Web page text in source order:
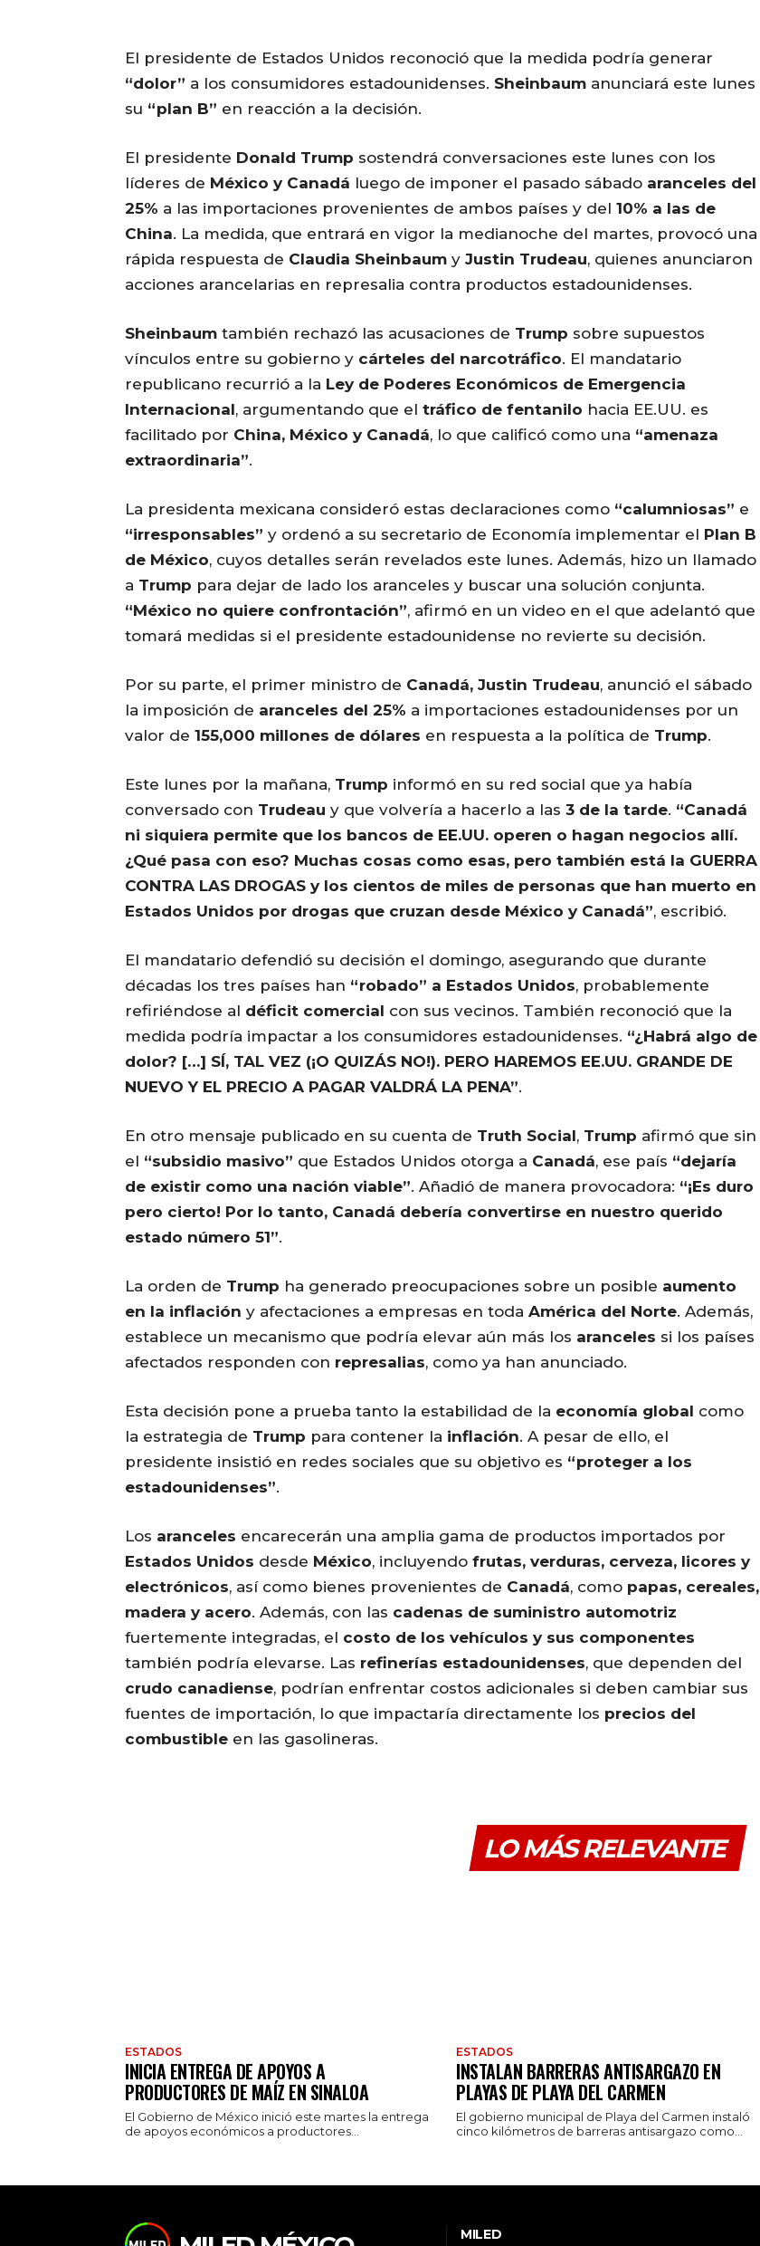
El presidente de Estados Unidos reconoció que la medida podría generar
“dolor” a los consumidores estadounidenses. Sheinbaum anunciará este lunes
su “plan B” en reacción a la decisión.
El presidente Donald Trump sostendrá conversaciones este lunes con los
líderes de México y Canadá luego de imponer el pasado sábado aranceles del
25% a las importaciones provenientes de ambos países y del 10% a las de
China. La medida, que entrará en vigor la medianoche del martes, provocó una
rápida respuesta de Claudia Sheinbaum y Justin Trudeau, quienes anunciaron
acciones arancelarias en represalia contra productos estadounidenses.
Sheinbaum también rechazó las acusaciones de Trump sobre supuestos
vínculos entre su gobierno y cárteles del narcotráfico. El mandatario
republicano recurrió a la Ley de Poderes Económicos de Emergencia
Internacional, argumentando que el tráfico de fentanilo hacia EE.UU. es
facilitado por China, México y Canadá, lo que calificó como una “amenaza
extraordinaria”.
La presidenta mexicana consideró estas declaraciones como “calumniosas” e
“irresponsables” y ordenó a su secretario de Economía implementar el Plan B
de México, cuyos detalles serán revelados este lunes. Además, hizo un llamado
a Trump para dejar de lado los aranceles y buscar una solución conjunta.
“México no quiere confrontación”, afirmó en un video en el que adelantó que
tomará medidas si el presidente estadounidense no revierte su decisión.
Por su parte, el primer ministro de Canadá, Justin Trudeau, anunció el sábado
la imposición de aranceles del 25% a importaciones estadounidenses por un
valor de 155,000 millones de dólares en respuesta a la política de Trump.
Este lunes por la mañana, Trump informó en su red social que ya había
conversado con Trudeau y que volvería a hacerlo a las 3 de la tarde. “Canadá
ni siquiera permite que los bancos de EE.UU. operen o hagan negocios allí.
¿Qué pasa con eso? Muchas cosas como esas, pero también está la GUERRA
CONTRA LAS DROGAS y los cientos de miles de personas que han muerto en
Estados Unidos por drogas que cruzan desde México y Canadá”, escribió.
El mandatario defendió su decisión el domingo, asegurando que durante
décadas los tres países han “robado” a Estados Unidos, probablemente
refiriéndose al déficit comercial con sus vecinos. También reconoció que la
medida podría impactar a los consumidores estadounidenses. “¿Habrá algo de
dolor? […] SÍ, TAL VEZ (¡O QUIZÁS NO!). PERO HAREMOS EE.UU. GRANDE DE
NUEVO Y EL PRECIO A PAGAR VALDRÁ LA PENA”.
En otro mensaje publicado en su cuenta de Truth Social, Trump afirmó que sin
el “subsidio masivo” que Estados Unidos otorga a Canadá, ese país “dejaría
de existir como una nación viable”. Añadió de manera provocadora: “¡Es duro
pero cierto! Por lo tanto, Canadá debería convertirse en nuestro querido
estado número 51”.
La orden de Trump ha generado preocupaciones sobre un posible aumento
en la inflación y afectaciones a empresas en toda América del Norte. Además,
establece un mecanismo que podría elevar aún más los aranceles si los países
afectados responden con represalias, como ya han anunciado.
Esta decisión pone a prueba tanto la estabilidad de la economía global como
la estrategia de Trump para contener la inflación. A pesar de ello, el
presidente insistió en redes sociales que su objetivo es “proteger a los
estadounidenses”.
Los aranceles encarecerán una amplia gama de productos importados por
Estados Unidos desde México, incluyendo frutas, verduras, cerveza, licores y
electrónicos, así como bienes provenientes de Canadá, como papas, cereales,
madera y acero. Además, con las cadenas de suministro automotriz
fuertemente integradas, el costo de los vehículos y sus componentes
también podría elevarse. Las refinerías estadounidenses, que dependen del
crudo canadiense, podrían enfrentar costos adicionales si deben cambiar sus
fuentes de importación, lo que impactaría directamente los precios del
combustible en las gasolineras.
LO MÁS RELEVANTE
ESTADOS
INICIA ENTREGA DE APOYOS A
PRODUCTORES DE MAÍZ EN SINALOA
El Gobierno de México inició este martes la entrega
de apoyos económicos a productores...
ESTADOS
INSTALAN BARRERAS ANTISARGAZO EN
PLAYAS DE PLAYA DEL CARMEN
El gobierno municipal de Playa del Carmen instaló
cinco kilómetros de barreras antisargazo como...
MILED